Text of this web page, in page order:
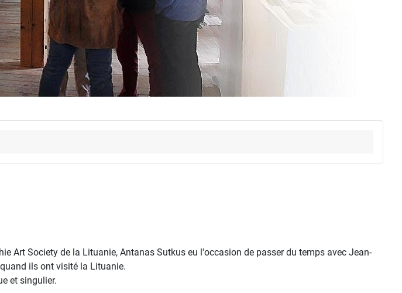
Art Society de la Lituanie, Antanas Sutkus eu l'occasion de passer du temps avec Jean-
ils ont visité la Lituanie.
et singulier.